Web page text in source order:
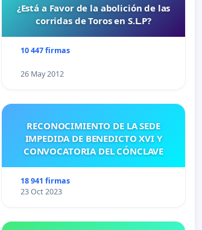
¿Está a Favor de la abolición de las
corridas de Toros en S.L.P?
10 447 firmas
26 May 2012
RECONOCIMIENTO DE LA SEDE
IMPEDIDA DE BENEDICTO XVI Y
CONVOCATORIA DEL CÓNCLAVE
18 941 firmas
23 Oct 2023